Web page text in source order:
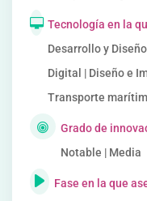
Tecnología en la
Desarrollo y
Digital | Diseño e
Transporte
Grado de
Notable | Media
Fase en la que